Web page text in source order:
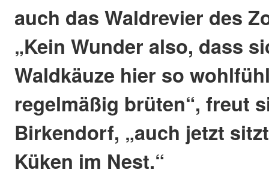
auch das Waldrevier des
„Kein Wunder also, dass
Waldkäuze hier so
regelmäßig brüten“, freut
Birkendorf, „auch jetzt
Küken im Nest.“